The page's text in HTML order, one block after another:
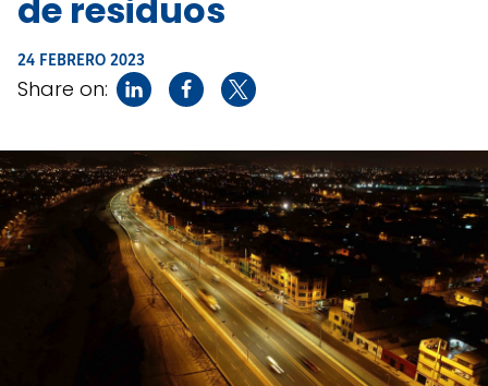
de residuos
24 FEBRERO 2023
Share on: